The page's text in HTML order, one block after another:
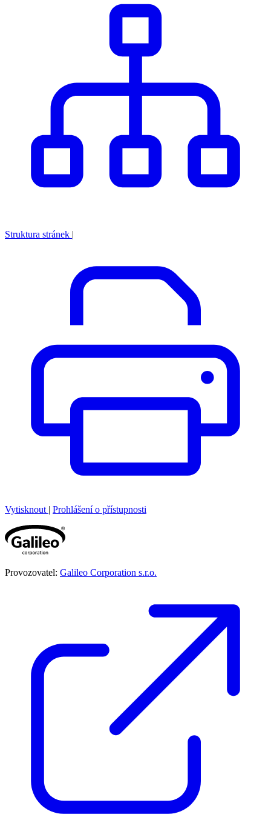
Struktura stránek |
Vytisknout | Prohlášení o přístupnosti
Provozovatel: Galileo Corporation s.r.o.